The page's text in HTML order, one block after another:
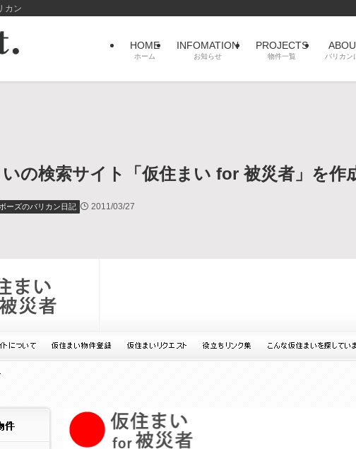
カン
HOME
ホーム
INFOMATION
お知らせ
PROJECTS
物件一覧 バリカン
の検索サイト「仮住まい for 被災者」を作
ーズのバリカン日記 2011/03/27